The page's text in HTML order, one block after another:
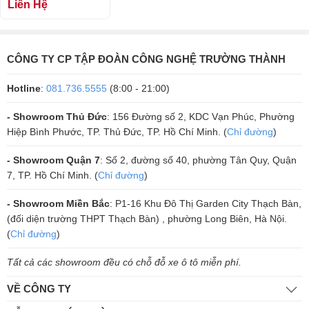
trọng, mà còn được trang bị các linh kiện chất lượng cao, giúp thiết bị
không gian như karaoke gia đình, phòng trà, quán cà phê, nhà
Sản phẩmCAVS H2600được sản xuất theo tiêu chuẩn công nghệ Mỹ,
Đây là một thương hiệu lâu đời và uy tín trong ngành âm thanh, với
nhiều năm kinh nghiệm trong việc phát triển các thiết bị âm thanh chất
lượng cao.
Liên Hệ
CÔNG TY CP TẬP ĐOÀN CÔNG NGHỆ TRƯỜNG THÀNH
Hotline: 081.736.5555 (8:00 - 21:00)
- Showroom Thủ Đức: 156 Đường số 2, KDC Vạn Phúc, Phường
Hiệp Bình Phước, TP. Thủ Đức, TP. Hồ Chí Minh. (Chỉ đường)
- Showroom Quận 7: Số 2, đường số 40, phường Tân Quy, Quận
7, TP. Hồ Chí Minh. (Chỉ đường)
- Showroom Miền Bắc: P1-16 Khu Đô Thị Garden City Thạch Bàn,
(đối diện trường THPT Thạch Bàn) , phường Long Biên, Hà Nội.
(Chỉ đường)
Tất cả các showroom đều có chỗ đỗ xe ô tô miễn phí.
VỀ CÔNG TY